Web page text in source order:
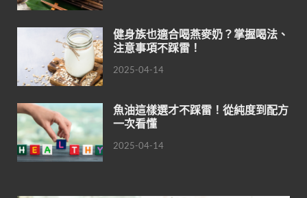
健身族也適合喝燕麥奶？掌握喝法、
注意事項不踩雷！
2025-04-14
魚油這樣選才不踩雷！從純度到配方
一次看懂
2025-04-14